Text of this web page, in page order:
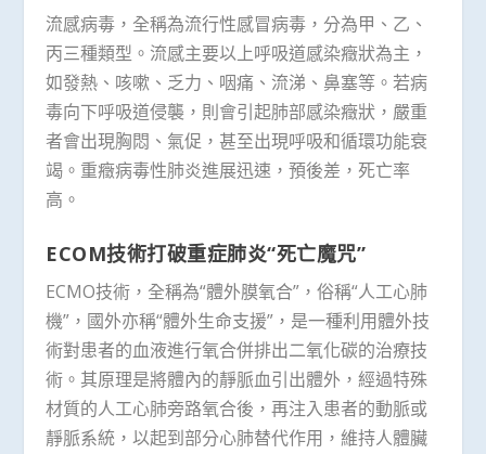
流感病毒，全稱為流行性感冒病毒，分為甲、乙、
丙三種類型。流感主要以上呼吸道感染癥狀為主，
如發熱、咳嗽、乏力、咽痛、流涕、鼻塞等。若病
毒向下呼吸道侵襲，則會引起肺部感染癥狀，嚴重
者會出現胸悶、氣促，甚至出現呼吸和循環功能衰
竭。重癥病毒性肺炎進展迅速，預後差，死亡率
高。
ECOM技術打破重症肺炎“死亡魔咒”
ECMO技術，全稱為“體外膜氧合”，俗稱“人工心肺
機”，國外亦稱“體外生命支援”，是一種利用體外技
術對患者的血液進行氧合併排出二氧化碳的治療技
術。其原理是將體內的靜脈血引出體外，經過特殊
材質的人工心肺旁路氧合後，再注入患者的動脈或
靜脈系統，以起到部分心肺替代作用，維持人體臟